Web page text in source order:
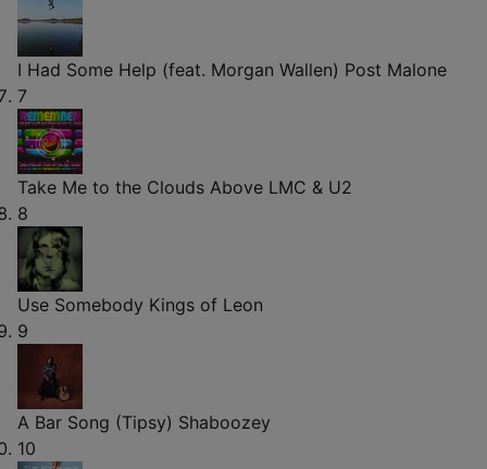
I Had Some Help (feat. Morgan Wallen) Post Malone
7
Take Me to the Clouds Above LMC & U2
8
Use Somebody Kings of Leon
9
A Bar Song (Tipsy) Shaboozey
10